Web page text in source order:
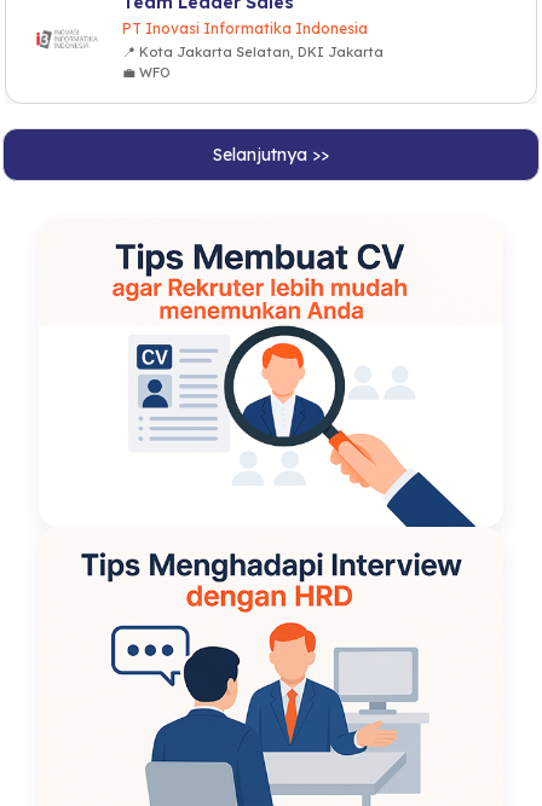
PT Inovasi Informatika Indonesia
📍 Kota Jakarta Selatan, DKI Jakarta
💼 WFO
Selanjutnya >>